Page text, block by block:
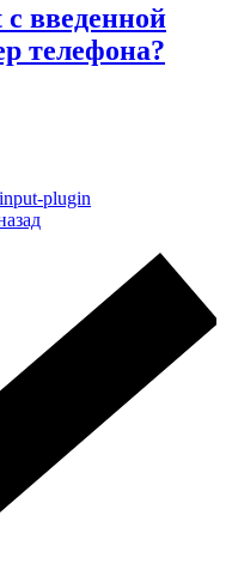
введенной
телефона?
plugin